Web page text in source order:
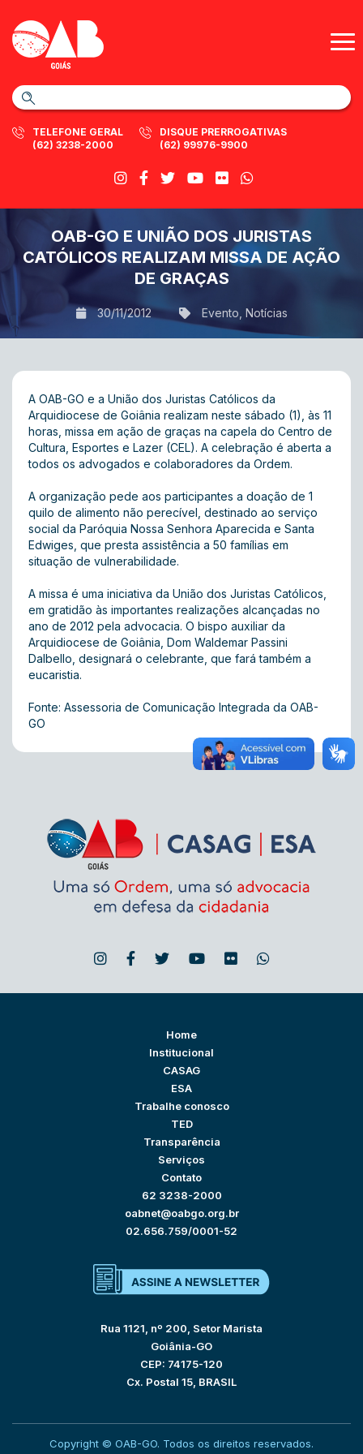
TELEFONE GERAL
(62) 3238-2000
DISQUE PRERROGATIVAS
(62) 99976-9900
OAB-GO E UNIÃO DOS JURISTAS
CATÓLICOS REALIZAM MISSA DE AÇÃO
DE GRAÇAS
30/11/2012 Evento Notícias
A OAB-GO e a União dos Juristas Católicos da
Arquidiocese de Goiânia realizam neste sábado (1), às 11
horas, missa em ação de graças na capela do Centro de
Cultura, Esportes e Lazer (CEL). A celebração é aberta a
todos os advogados e colaboradores da Ordem.
A organização pede aos participantes a doação de 1
quilo de alimento não perecível, destinado ao serviço
social da Paróquia Nossa Senhora Aparecida e Santa
Edwiges, que presta assistência a 50 famílias em
situação de vulnerabilidade.
A missa é uma iniciativa da União dos Juristas Católicos,
em gratidão às importantes realizações alcançadas no
ano de 2012 pela advocacia. O bispo auxiliar da
Arquidiocese de Goiânia, Dom Waldemar Passini
Dalbello, designará o celebrante, que fará também a
eucaristia.
Fonte: Assessoria de Comunicação Integrada da OAB-
GO
Home
Institucional
CASAG
ESA
Trabalhe conosco
TED
Transparência
Serviços
Contato
62 3238-2000
oabnet@oabgo.org.br
02.656.759/0001-52
Rua 1121, nº 200, Setor Marista
Goiânia-GO
CEP: 74175-120
Cx. Postal 15, BRASIL
Copyright © OAB-GO. Todos os direitos reservados.